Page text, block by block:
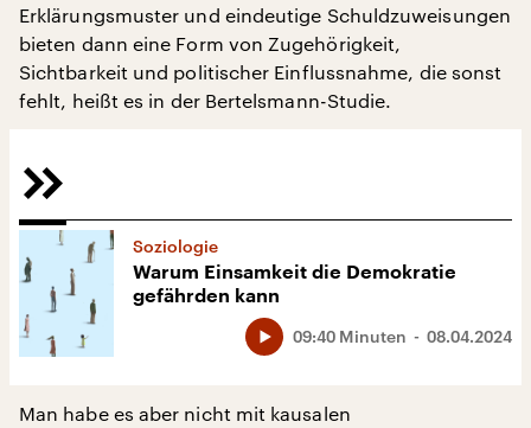
Erklärungsmuster und eindeutige Schuldzuweisungen
bieten dann eine Form von Zugehörigkeit,
Sichtbarkeit und politischer Einflussnahme, die sonst
fehlt, heißt es in der Bertelsmann-Studie.
Soziologie
Warum Einsamkeit die Demokratie
gefährden kann
08.04.2024
09:40 Minuten
Man habe es aber nicht mit kausalen